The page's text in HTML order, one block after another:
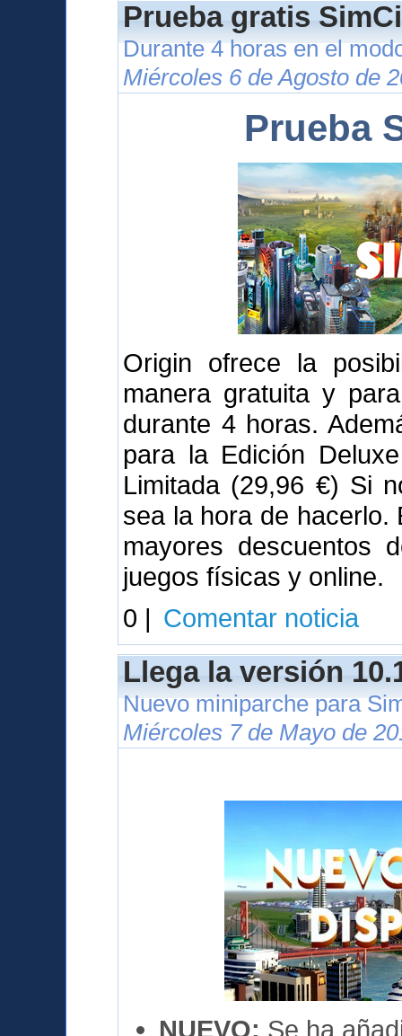
Prueba gratis
Durante 4 horas en el
Miércoles 6 de Agosto de
Prueba
Origin ofrece la
manera gratuita y
durante 4 horas.
para la Edición
Limitada (29,96 €) Si
sea la hora de hacerlo.
mayores descuentos
juegos físicas y online.
0 | Comentar noticia
Llega la versión
Nuevo miniparche para
Miércoles 7 de Mayo de
NUEVO: Se ha